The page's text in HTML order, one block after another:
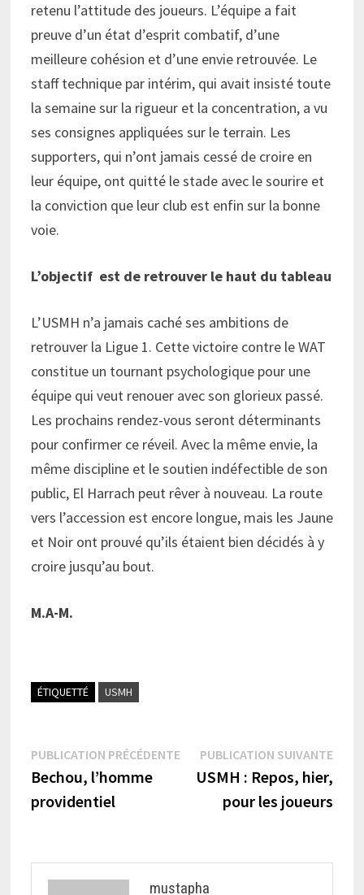
retenu l’attitude des joueurs. L’équipe a fait
preuve d’un état d’esprit combatif, d’une
meilleure cohésion et d’une envie retrouvée. Le
staff technique par intérim, qui avait insisté toute
la semaine sur la rigueur et la concentration, a vu
ses consignes appliquées sur le terrain. Les
supporters, qui n’ont jamais cessé de croire en
leur équipe, ont quitté le stade avec le sourire et
la conviction que leur club est enfin sur la bonne
voie.
L’objectif est de retrouver le haut du tableau
L’USMH n’a jamais caché ses ambitions de
retrouver la Ligue 1. Cette victoire contre le WAT
constitue un tournant psychologique pour une
équipe qui veut renouer avec son glorieux passé.
Les prochains rendez-vous seront déterminants
pour confirmer ce réveil. Avec la même envie, la
même discipline et le soutien indéfectible de son
public, El Harrach peut rêver à nouveau. La route
vers l’accession est encore longue, mais les Jaune
et Noir ont prouvé qu’ils étaient bien décidés à y
croire jusqu’au bout.
M.A-M.
ÉTIQUETTÉ USMH
Navigation
de
l’article
PUBLICATION PRÉCÉDENTEPublication
précédente :
Bechou, l’homme
providentiel
PUBLICATION SUIVANTE
USMH : Repos, hier,
pour les joueurs
mustapha